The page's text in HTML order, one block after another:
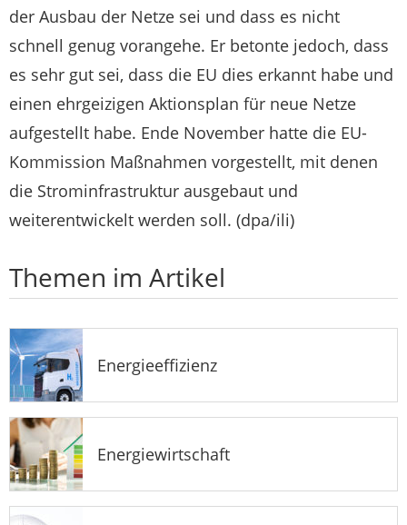
der Ausbau der Netze sei und dass es nicht
schnell genug vorangehe. Er betonte jedoch, dass
es sehr gut sei, dass die EU dies erkannt habe und
einen ehrgeizigen Aktionsplan für neue Netze
aufgestellt habe. Ende November hatte die EU-
Kommission Maßnahmen vorgestellt, mit denen
die Strominfrastruktur ausgebaut und
weiterentwickelt werden soll. (dpa/ili)
Themen im Artikel
Energieeffizienz
Energiewirtschaft